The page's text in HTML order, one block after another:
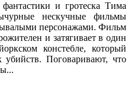
и гротеска Тима
нескучные фильмы
персонажами. Фильм
и затягивает в один
констебле, который
убийств. Поговаривают, что